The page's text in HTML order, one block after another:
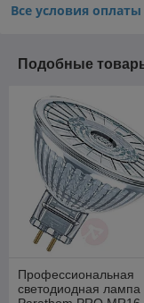
Все условия оплаты
Подобные
Профессиональная
светодиодная лампа